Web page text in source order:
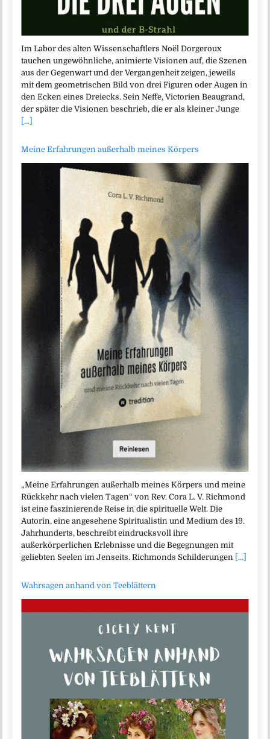
Im Labor des alten Wissenschaftlers Noël Dorgeroux
tauchen ungewöhnliche, animierte Visionen auf, die Szenen
aus der Gegenwart und der Vergangenheit zeigen, jeweils
mit dem geometrischen Bild von drei Figuren oder Augen in
den Ecken eines Dreiecks. Sein Neffe, Victorien Beaugrand,
der später die Visionen beschrieb, die er als kleiner Junge
[...]
Meine Erfahrungen außerhalb meines Körpers
„Meine Erfahrungen außerhalb meines Körpers und meine
Rückkehr nach vielen Tagen“ von Rev. Cora L. V. Richmond
ist eine faszinierende Reise in die spirituelle Welt. Die
Autorin, eine angesehene Spiritualistin und Medium des 19.
Jahrhunderts, beschreibt eindrucksvoll ihre
außerkörperlichen Erlebnisse und die Begegnungen mit
geliebten Seelen im Jenseits. Richmonds Schilderungen [...]
Wahrsagen anhand von Teeblättern